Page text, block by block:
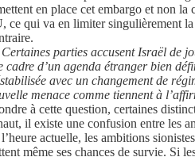
en place cet embargo et non la
ce qui va en limiter singulièrement
Certaines parties accusent Israël de
cadre d’un agenda étranger bien
avec un changement de
menace comme tiennent à
à cette question, certaines
il existe une confusion entre les
actuelle, les ambitions
même ses chances de survie. Si